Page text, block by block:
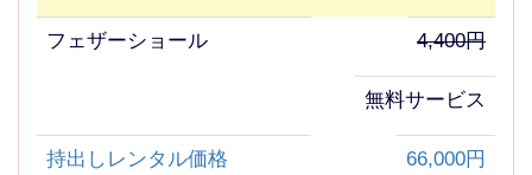
フェザーショール 4,400円
無料サービス
持出しレンタル価格 66,000円